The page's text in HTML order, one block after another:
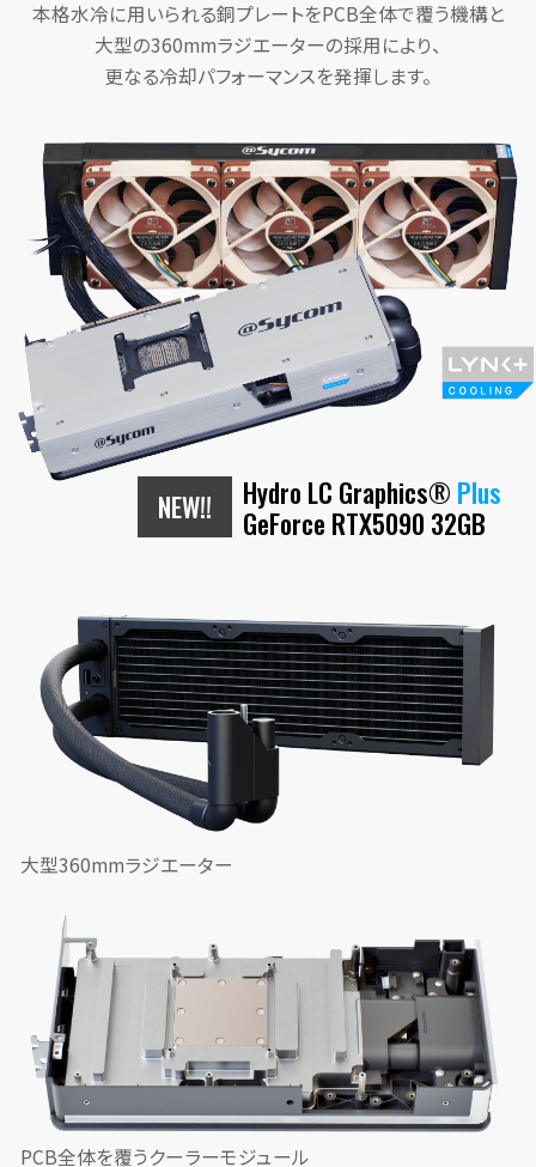
本格水冷に用いられる銅プレートをPCB全体で覆う機構と
大型の360mmラジエーターの採用により、
更なる冷却パフォーマンスを発揮します。
NEW!! Hydro LC Graphics® Plus
GeForce RTX5090 32GB
大型360mmラジエーター
PCB全体を覆うクーラーモジュール